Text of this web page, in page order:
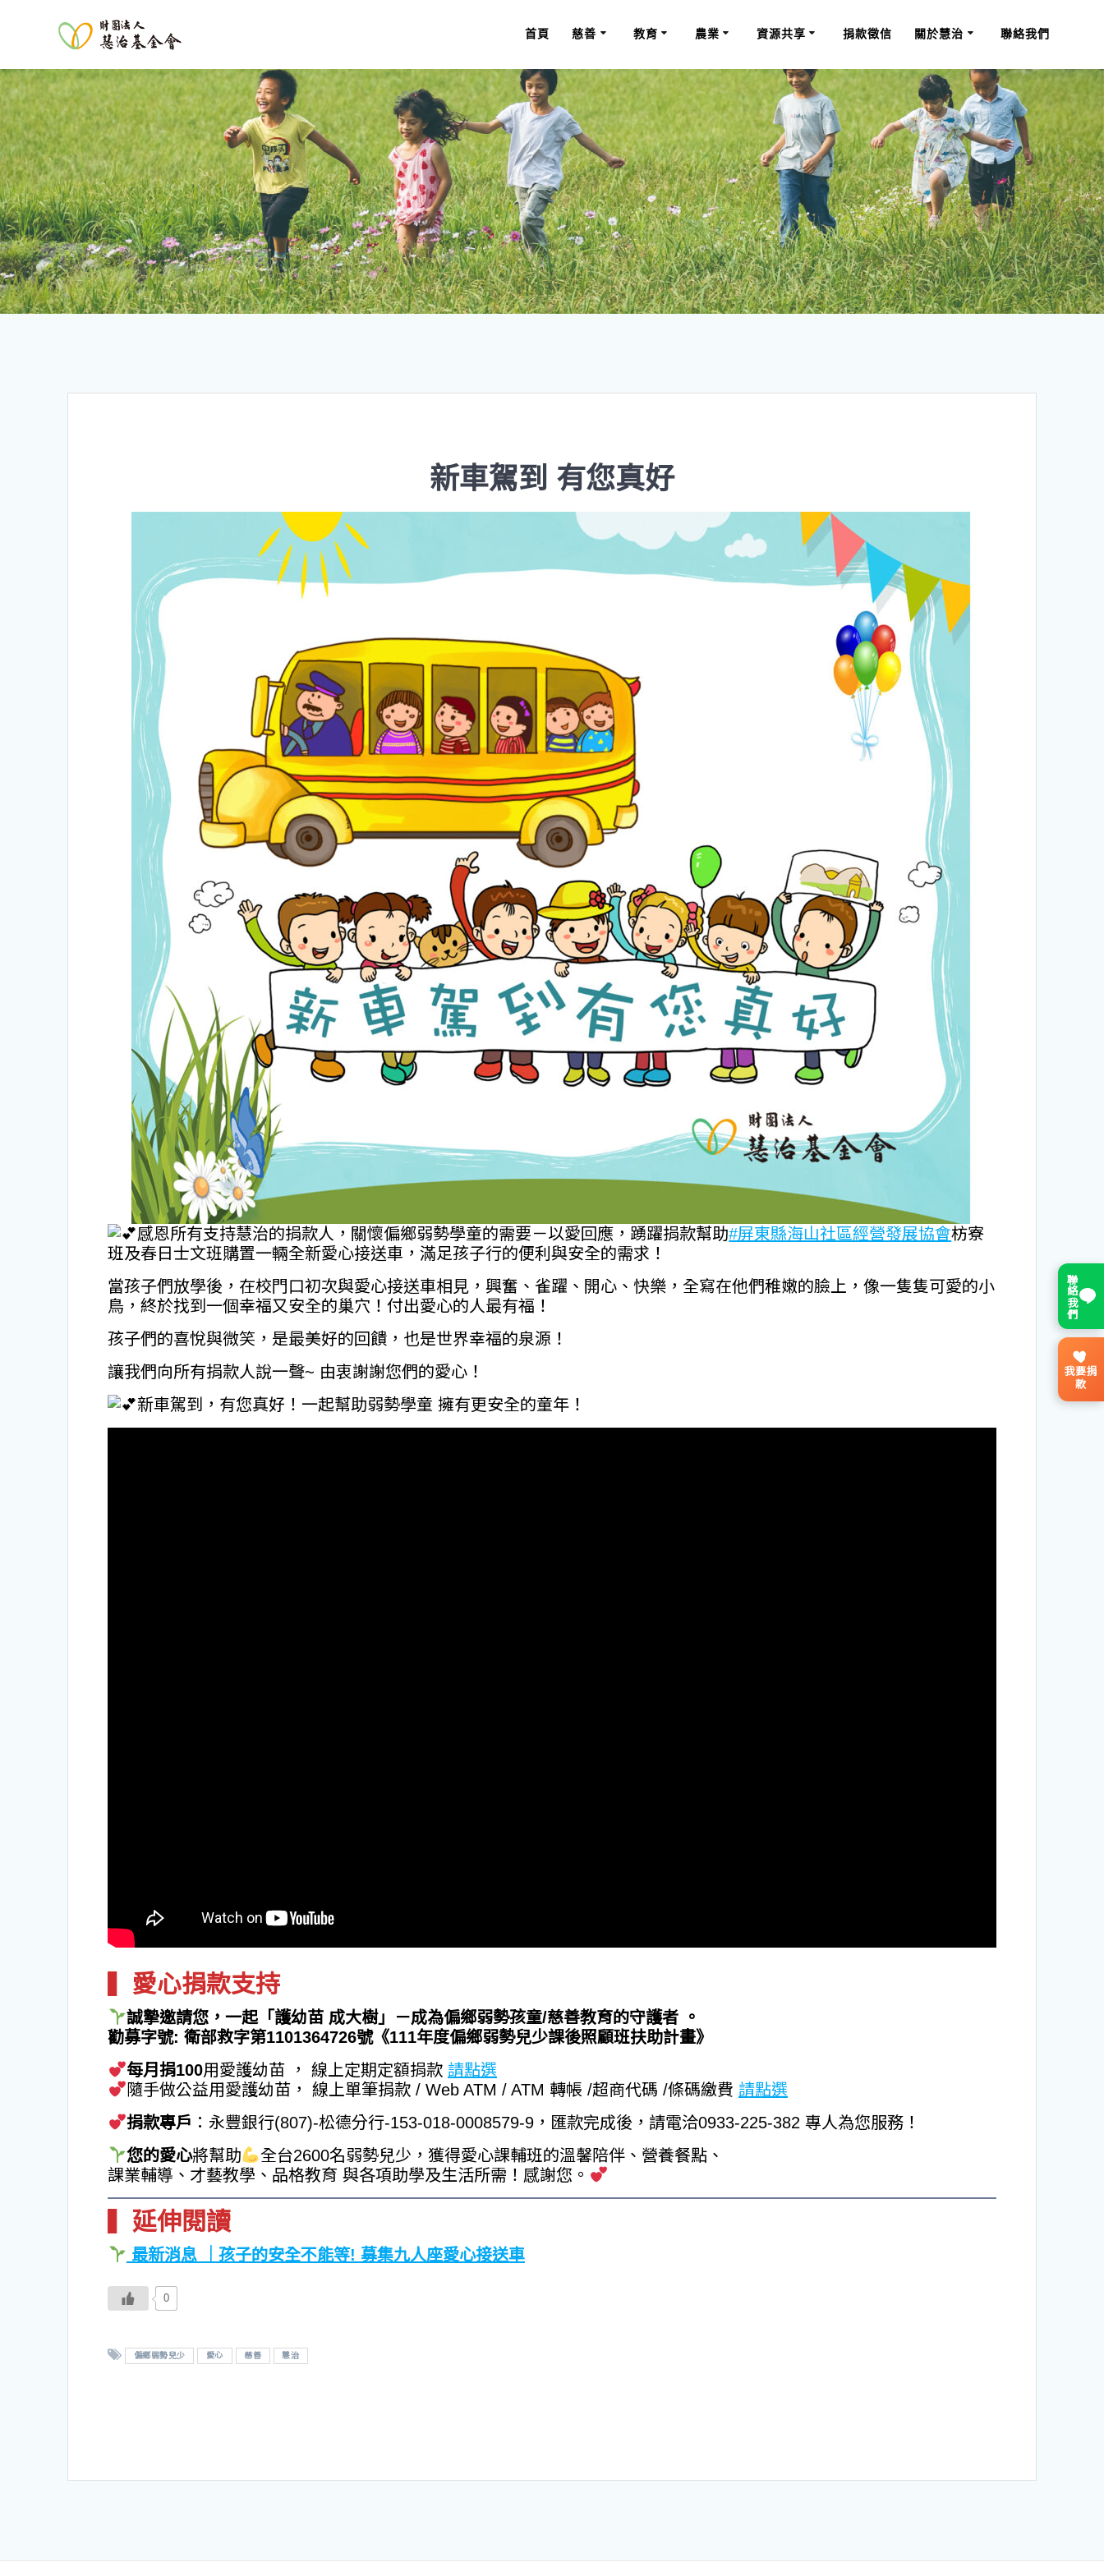
首頁 慈善 教育 農業 資源共享 捐款徵信 關於慧治 聯絡我們
新車駕到 有您真好
感恩所有支持慧治的捐款人，關懷偏鄉弱勢學童的需要－以愛回應，踴躍捐款幫助#屏東縣海山社區經營發展協會枋寮
班及春日士文班購置一輛全新愛心接送車，滿足孩子行的便利與安全的需求！
當孩子們放學後，在校門口初次與愛心接送車相見，興奮、雀躍、開心、快樂，全寫在他們稚嫩的臉上，像一隻隻可愛的小
鳥，終於找到一個幸福又安全的巢穴！付出愛心的人最有福！
孩子們的喜悅與微笑，是最美好的回饋，也是世界幸福的泉源！
讓我們向所有捐款人說一聲~ 由衷謝謝您們的愛心！
新車駕到，有您真好！一起幫助弱勢學童 擁有更安全的童年！
愛心捐款支持
誠摯邀請您，一起「護幼苗 成大樹」－成為偏鄉弱勢孩童/慈善教育的守護者 。
勸募字號: 衛部救字第1101364726號《111年度偏鄉弱勢兒少課後照顧班扶助計畫》
每月捐100用愛護幼苗 ， 線上定期定額捐款 請點選
隨手做公益用愛護幼苗， 線上單筆捐款 / Web ATM / ATM 轉帳 /超商代碼 /條碼繳費 請點選
捐款專戶 ：永豐銀行(807)-松德分行-153-018-0008579-9，匯款完成後，請電洽0933-225-382 專人為您服務！
您的愛心將幫助
全台2600名弱勢兒少，獲得愛心課輔班的溫馨陪伴、營養餐點、
課業輔導、才藝教學、品格教育 與各項助學及生活所需！感謝您。
延伸閱讀
最新消息 ｜孩子的安全不能等! 募集九人座愛心接送車
0
偏鄉弱勢兒少 愛心 慈善 慧治
聯絡我們
我要捐
款